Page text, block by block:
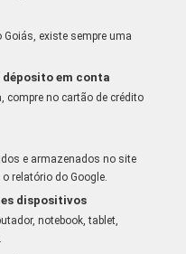
Goiás, existe sempre uma
em conta
compre no cartão de crédito
e armazenados no site
o relatório do Google.
dispositivos
notebook, tablet,